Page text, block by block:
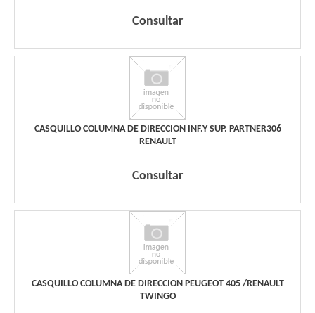
Consultar
CASQUILLO COLUMNA DE DIRECCION INF.Y SUP. PARTNER306
RENAULT
Consultar
CASQUILLO COLUMNA DE DIRECCION PEUGEOT 405 /RENAULT
TWINGO